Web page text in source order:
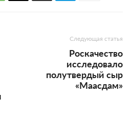
Следующая статья
Роскачество
исследовало
полутвердый сыр
«Маасдам»